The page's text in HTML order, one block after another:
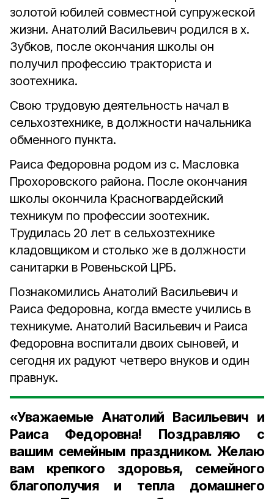
золотой юбилей совместной супружеской
жизни. Анатолий Васильевич родился в х.
Зубков, после окончания школы он
получил профессию тракториста и
зоотехника.
Свою трудовую деятельность начал в
сельхозтехнике, в должности начальника
обменного пункта.
Раиса Федоровна родом из с. Масловка
Прохоровского района. После окончания
школы окончила Красногвардейский
техникум по профессии зоотехник.
Трудилась 20 лет в сельхозтехнике
кладовщиком и столько же в должности
санитарки в Ровеньской ЦРБ.
Познакомились Анатолий Васильевич и
Раиса Федоровна, когда вместе учились в
техникуме. Анатолий Васильевич и Раиса
Федоровна воспитали двоих сыновей, и
сегодня их радуют четверо внуков и один
правнук.
«Уважаемые Анатолий Васильевич и
Раиса Федоровна! Поздравляю с
вашим семейным праздником. Желаю
вам крепкого здоровья, семейного
благополучия и тепла домашнего